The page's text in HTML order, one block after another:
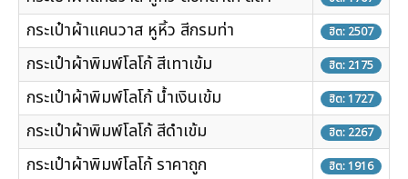
กระเป๋าผ้าแคนวาส หูหิ้ว สีกรมท่า ฮิต: 2507
กระเป๋าผ้าพิมพ์โลโก้ สีเทาเข้ม ฮิต: 2175
กระเป๋าผ้าพิมพ์โลโก้ น้ำเงินเข้ม ฮิต: 1727
กระเป๋าผ้าพิมพ์โลโก้ สีดำเข้ม ฮิต: 2267
กระเป๋าผ้าพิมพ์โลโก้ ราคาถูก ฮิต: 1916